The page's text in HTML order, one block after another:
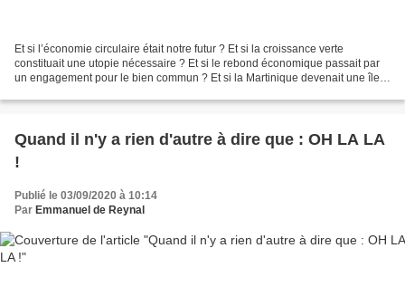
Et si l’économie circulaire était notre futur ? Et si la croissance verte
constituait une utopie nécessaire ? Et si le rebond économique passait par
un engagement pour le bien commun ? Et si la Martinique devenait une île à
Quand il n'y a rien d'autre à dire que : OH LA LA
!
Publié le 03/09/2020 à 10:14
Par Emmanuel de Reynal